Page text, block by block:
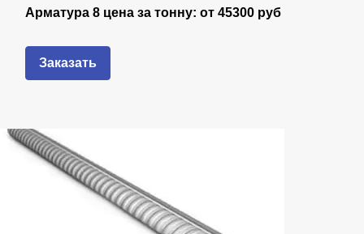
Арматура 8 цена за тонну: от45300 руб
Заказать